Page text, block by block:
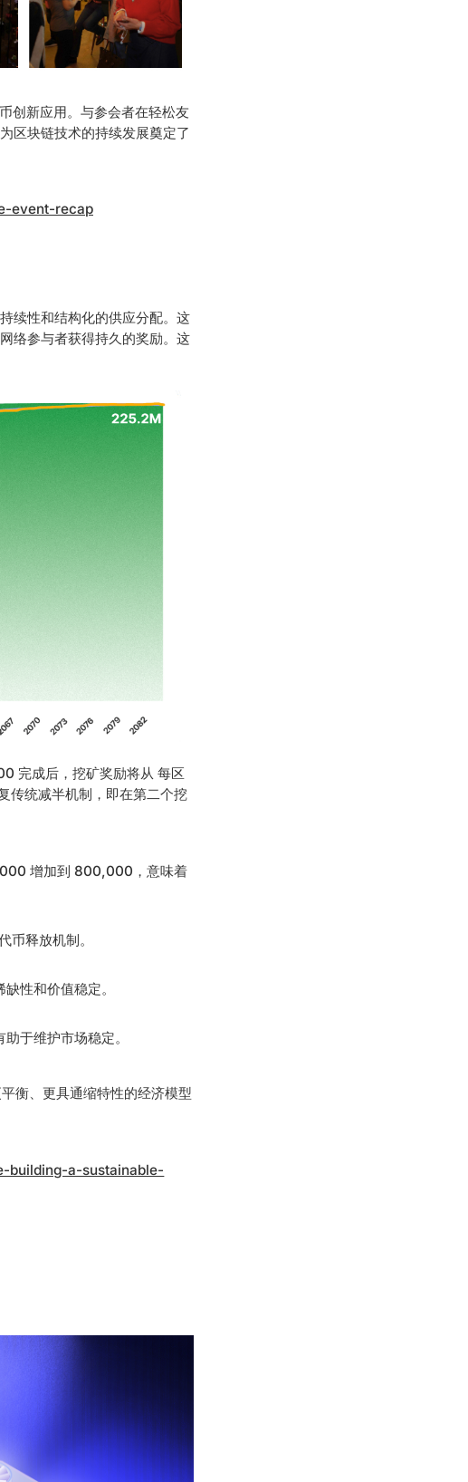
创新应用。与参会者在轻松友
区块链技术的持续发展奠定了
event-recap
续性和结构化的供应分配。这
络参与者获得持久的奖励。这
完成后，挖矿奖励将从 每区
传统减半机制，即在第二个挖
增加到 800,000，意味着
释放机制。
性和价值稳定。
于维护市场稳定。
衡、更具通缩特性的经济模型
building-a-sustainable-